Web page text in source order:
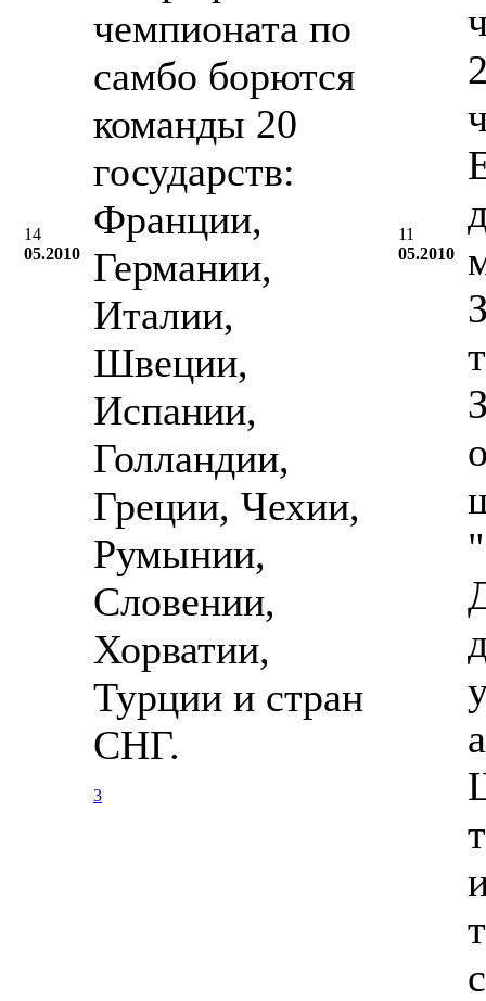
14
05.2010
чемпионата по
самбо борются
команды 20
государств:
Франции,
Германии,
Италии,
Швеции,
Испании,
Голландии,
Греции, Чехии,
Румынии,
Словении,
Хорватии,
Турции и стран
СНГ.
3
11
05.2010